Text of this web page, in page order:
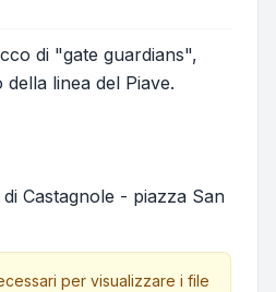
di "gate guardians",
linea del Piave.
Castagnole - piazza San
per visualizzare i file